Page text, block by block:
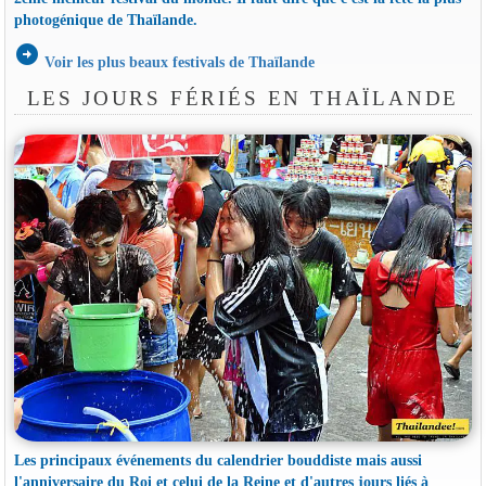
photogénique de Thaïlande.
arrow_circle_right Voir les plus beaux festivals de Thaïlande
LES JOURS FÉRIÉS EN THAÏLANDE
Les principaux événements du calendrier bouddiste mais aussi
l'anniversaire du Roi et celui de la Reine et d'autres jours liés à